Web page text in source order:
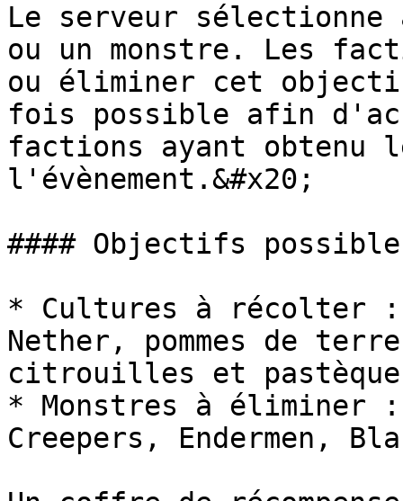
Le serveur sélectionne
ou un monstre. Les
ou éliminer cet
fois possible afin
factions ayant obtenu
l'évènement.&#x20;
#### Objectifs
* Cultures à récolter :
Nether, pommes de
citrouilles et
* Monstres à éliminer
Creepers, Endermen,